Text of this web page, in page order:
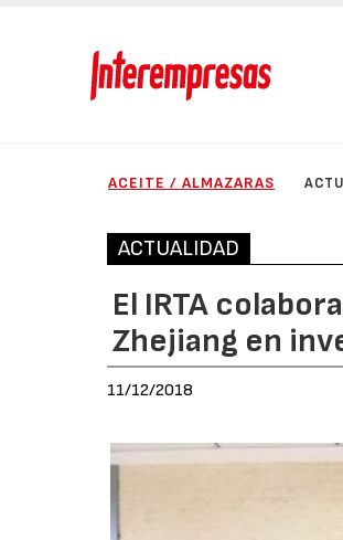
ACEITE / ALMAZARAS
ACTUALIDAD
El IRTA
Zhejiang en
11/12/2018